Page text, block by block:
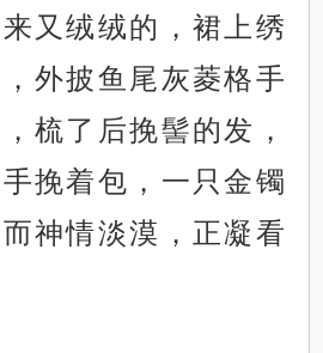
又绒绒的，裙上绣
外披鱼尾灰菱格手
梳了后挽髻的发，
挽着包，一只金镯
神情淡漠，正凝看